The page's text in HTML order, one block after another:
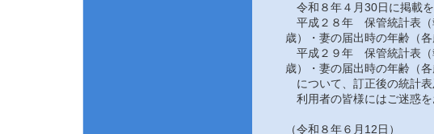
令和８年４月30日に掲載を
平成２８年 保管統計表
歳）・妻の届出時の年齢（各
平成２９年 保管統計表
歳）・妻の届出時の年齢（各
について、訂正後の統計表
利用者の皆様にはご迷惑を
（令和８年６月12日）